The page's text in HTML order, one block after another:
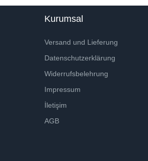
Kurumsal
Versand und Lieferung
Datenschutzerklärung
Widerrufsbelehrung
Impressum
İletişim
AGB